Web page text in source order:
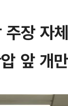
장 자
앞 개